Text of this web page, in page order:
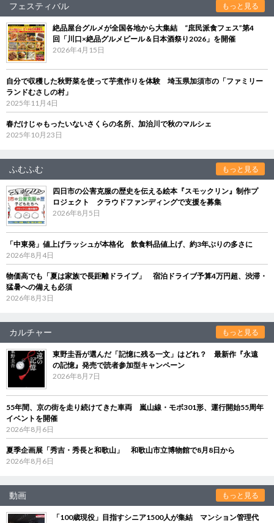
フェスティバル もっと見る
絶品屋台グルメが全国各地から大集結 “庶民派食フェス”第4
回「川口×絶品グルメビール＆日本酒祭り2026」を開催
2026年4月15日
自分で収穫した秋野菜を使って芋煮作りを体験 埼玉県加須市の「ファミリー
ランドむさしの村」
2025年11月4日
春だけじゃもったいないさくらの名所、加治川で秋のマルシェ
2025年10月23日
ふむふむ もっと見る
四日市の公害克服の歴史を伝える絵本『スモックリン』制作プ
ロジェクト クラウドファンディングで支援を募集
2026年8月5日
「中東発」値上げラッシュが本格化 飲食料品値上げ、約3年ぶりの多さに
2026年8月4日
物価高でも「夏は家族で長距離ドライブ」 宿泊ドライブ予算4万円超、渋滞・
猛暑への備えも必須
2026年8月3日
カルチャー もっと見る
東野圭吾が選んだ「記憶に残る一文」はどれ？ 最新作『永遠
の記憶』発売で読者参加型キャンペーン
2026年8月7日
55年間、京の街を走り続けてきた車両 嵐山線・モボ301形、運行開始55周年
イベントを開催
2026年8月6日
夏季企画展「秀吉・秀長と和歌山」 和歌山市立博物館で8月8日から
2026年8月6日
動画 もっと見る
「100歳現役」目指すシニア1500人が集結 マンション管理代